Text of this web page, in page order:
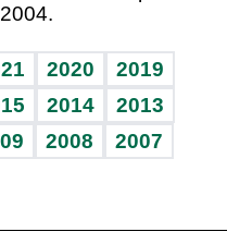
2020
2019
2014
2013
2008
2007